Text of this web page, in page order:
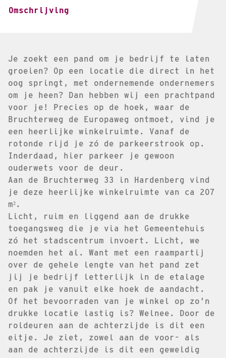
Omschrijving
Je zoekt een pand om je bedrijf te laten
groeien? Op een locatie die direct in het
oog springt, met ondernemende ondernemers
om je heen? Dan hebben wij een prachtpand
voor je! Precies op de hoek, waar de
Bruchterweg de Europaweg ontmoet, vind je
een heerlijke winkelruimte. Vanaf de
rotonde rijd je zó de parkeerstrook op.
Inderdaad, hier parkeer je gewoon
ouderwets voor de deur.
Aan de Bruchterweg 33 in Hardenberg vind
je deze heerlijke winkelruimte van ca 207
m².
Licht, ruim en liggend aan de drukke
toegangsweg die je via het Gemeentehuis
zó het stadscentrum invoert. Licht, we
noemden het al. Want met een raampartij
over de gehele lengte van het pand zet
jij je bedrijf letterlijk in de etalage
en pak je vanuit elke hoek de aandacht.
Of het bevoorraden van je winkel op zo’n
drukke locatie lastig is? Welnee. Door de
roldeuren aan de achterzijde is dit een
eitje. Je ziet, zowel aan de voor- als
aan de achterzijde is dit een geweldig